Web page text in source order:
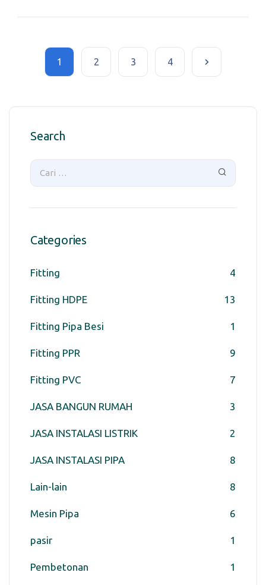
1 2 3 4
Search
Categories
Fitting 4
Fitting HDPE 13
Fitting Pipa Besi 1
Fitting PPR 9
Fitting PVC 7
JASA BANGUN RUMAH 3
JASA INSTALASI LISTRIK 2
JASA INSTALASI PIPA 8
Lain-lain 8
Mesin Pipa 6
pasir 1
Pembetonan 1